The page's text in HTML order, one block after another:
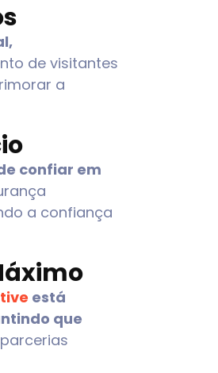
de visitantes
a
confiar em
a confiança
está
que